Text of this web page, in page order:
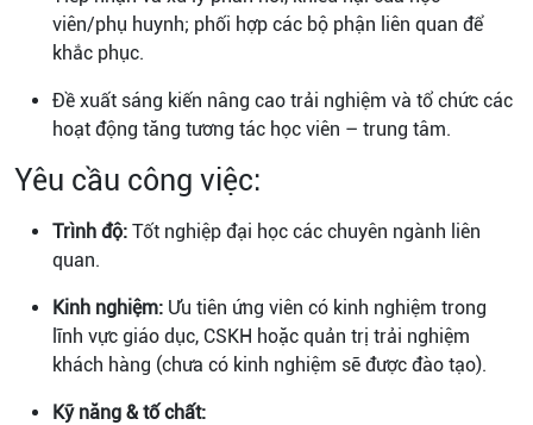
viên/phụ huynh; phối hợp các bộ phận liên quan để
khắc phục.
Đề xuất sáng kiến nâng cao trải nghiệm và tổ chức các
hoạt động tăng tương tác học viên – trung tâm.
Yêu cầu công việc:
Trình độ: Tốt nghiệp đại học các chuyên ngành liên
quan.
Kinh nghiệm: Ưu tiên ứng viên có kinh nghiệm trong
lĩnh vực giáo dục, CSKH hoặc quản trị trải nghiệm
khách hàng (chưa có kinh nghiệm sẽ được đào tạo).
Kỹ năng & tố chất: